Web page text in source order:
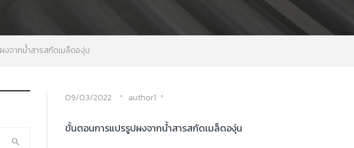
จากน้ำสารสกัดเมล็ดองุ่น
09/03/2022 author1
ขั้นตอนการแปรรูปผงจากน้ำสารสกัดเมล็ดองุ่น